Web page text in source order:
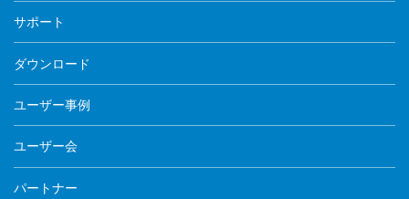
サポート
ダウンロード
ユーザー事例
ユーザー会
パートナー